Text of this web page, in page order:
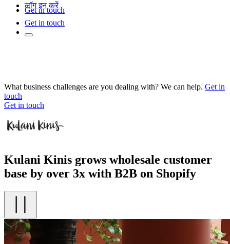
लॉग इन करें
Get in touch
Get in touch
What business challenges are you dealing with? We can help. Get in
touch
Get in touch
Kulani Kinis grows wholesale customer
base by over 3x with B2B on Shopify